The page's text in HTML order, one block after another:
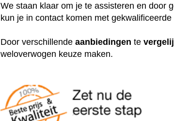
We staan klaar om je te assisteren en door
kun je in contact komen met gekwalificeerde
Door verschillendeaanbiedingen te
weloverwogen keuze maken.